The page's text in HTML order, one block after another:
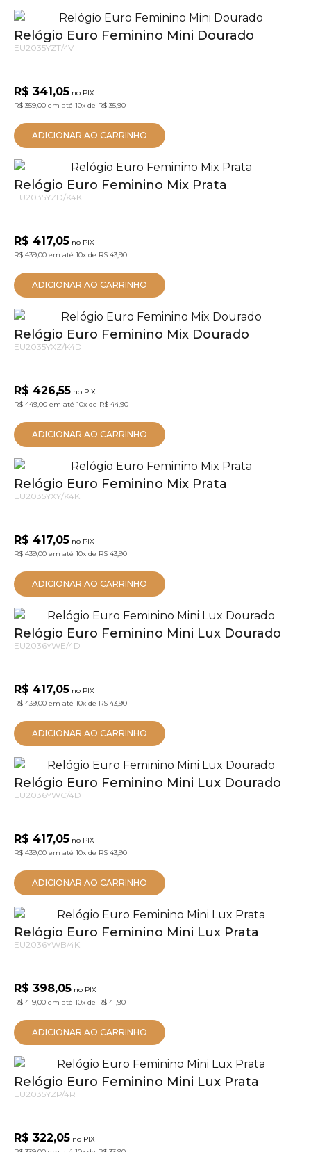
Relógio Euro Feminino Mini Dourado
EU2035YZT/4V
R$ 341,05 no PIX
R$ 359,00 em até 10x de R$ 35,90
ADICIONAR AO CARRINHO
Relógio Euro Feminino Mix Prata
EU2035YZD/K4K
R$ 417,05 no PIX
R$ 439,00 em até 10x de R$ 43,90
ADICIONAR AO CARRINHO
Relógio Euro Feminino Mix Dourado
EU2035YXZ/K4D
R$ 426,55 no PIX
R$ 449,00 em até 10x de R$ 44,90
ADICIONAR AO CARRINHO
Relógio Euro Feminino Mix Prata
EU2035YXY/K4K
R$ 417,05 no PIX
R$ 439,00 em até 10x de R$ 43,90
ADICIONAR AO CARRINHO
Relógio Euro Feminino Mini Lux Dourado
EU2036YWE/4D
R$ 417,05 no PIX
R$ 439,00 em até 10x de R$ 43,90
ADICIONAR AO CARRINHO
Relógio Euro Feminino Mini Lux Dourado
EU2036YWC/4D
R$ 417,05 no PIX
R$ 439,00 em até 10x de R$ 43,90
ADICIONAR AO CARRINHO
Relógio Euro Feminino Mini Lux Prata
EU2036YWB/4K
R$ 398,05 no PIX
R$ 419,00 em até 10x de R$ 41,90
ADICIONAR AO CARRINHO
Relógio Euro Feminino Mini Lux Prata
EU2035YZP/4R
R$ 322,05 no PIX